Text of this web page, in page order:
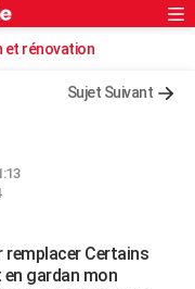
Rechercher
et rénovation
Sujet Suivant
remplacer Certains
gardan mon